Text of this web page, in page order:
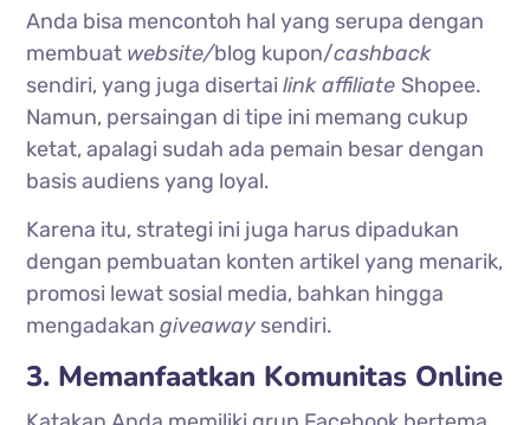
Anda bisa mencontoh hal yang serupa dengan
membuat website/blog kupon/cashback
sendiri, yang juga disertailink affiliate Shopee.
Namun, persaingan di tipe ini memang cukup
ketat, apalagi sudah ada pemain besar dengan
basis audiens yang loyal.
Karena itu, strategi ini juga harus dipadukan
dengan pembuatan konten artikel yang menarik,
promosi lewat sosial media, bahkan hingga
mengadakangiveaway sendiri.
3. Memanfaatkan Komunitas Online